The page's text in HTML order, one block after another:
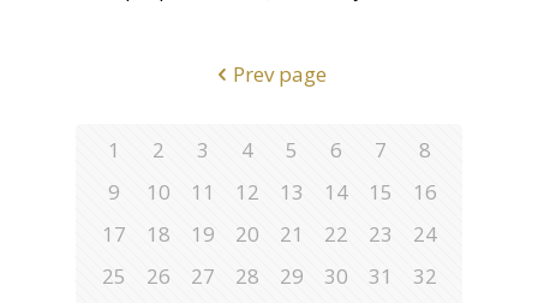
Prev page
1 2 3 4 5 6 7
8
9
10 11 12 13 14 15
16
17
18 19 20 21 22 23
24
25
26 27 28 29 30 31
32